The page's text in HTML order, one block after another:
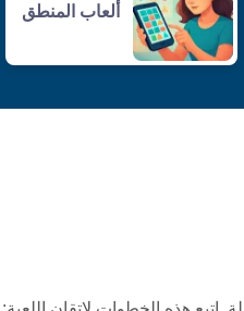
ألعاب المنطق